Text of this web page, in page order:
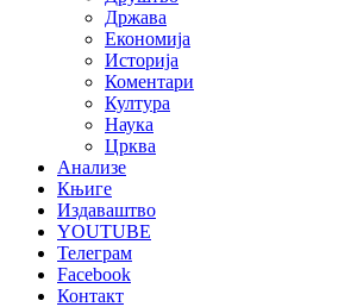
Држава
Економија
Историја
Коментари
Култура
Наука
Црква
Анализе
Књиге
Издаваштво
YOUTUBE
Телеграм
Facebook
Контакт